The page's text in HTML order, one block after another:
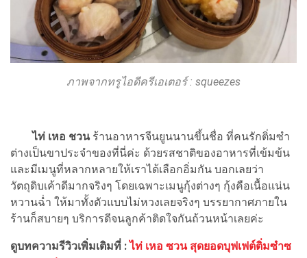
ภาพจากทรูไอดีครีเอเตอร์ : squeezes
ไท่ เหอ ชวนร้านอาหารจีนยูนนานขึ้นชื่อ ที่คนรักติ่มซำ
ต่างเป็นขาประจำของที่นี่ค่ะ ด้วยรสชาติของอาหารที่เข้มข้น
และมีเมนูที่หลากหลายให้เราได้เลือกอิ่มกัน บอกเลยว่า
วัตถุดิบเค้าดีมากจริงๆ โดยเฉพาะเมนูกุ้งต่างๆ กุ้งคือเนื้อแน่น
หวานฉ่ำ ให้มาทั้งตัวแบบไม่หวงเลยจริงๆ บรรยากาศภายใน
ร้านก็สบายๆ บริการดีจนลูกค้าติดใจกันถ้วนหน้าเลยค่ะ
ดูบทความรีวิวเพิ่มเติมที่ :ไท่ เหอ ซวน สุดยอดบุฟเฟต์ติ่มซำซ